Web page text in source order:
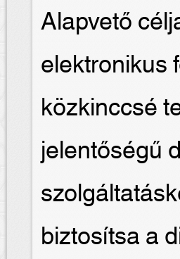
Alapvető
elektronikus
közkinccsé
jelentőségű
biztosítsa a